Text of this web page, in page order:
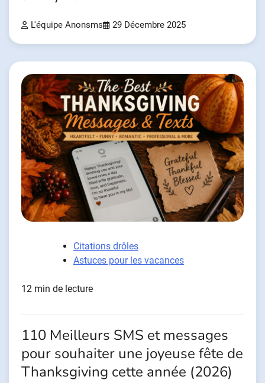
L'équipe Anonsms 29 Décembre 2025
Citations drôles
Astuces pour les vacances
12 min de lecture
110 Meilleurs SMS et messages
pour souhaiter une joyeuse fête de
Thanksgiving cette année (2026)